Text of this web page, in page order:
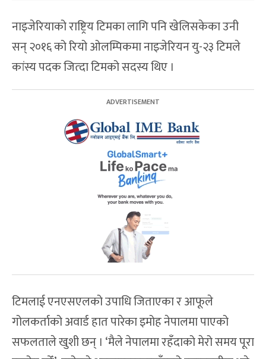
नाइजेरियाको राष्ट्रिय टिमका लागि पनि खेलिसकेका उनी
सन् २०१६ को रियो ओलम्पिकमा नाइजेरियन यु-२३ टिमले
कांस्य पदक जित्दा टिमको सदस्य थिए ।
टिमलाई एनएसएलको उपाधि जिताएका र आफूले
गोलकर्ताको अवार्ड हात पारेका इमोह नेपालमा पाएको
सफलताले खुशी छन् । ‘मैले नेपालमा रहँदाको मेरो समय पूरा